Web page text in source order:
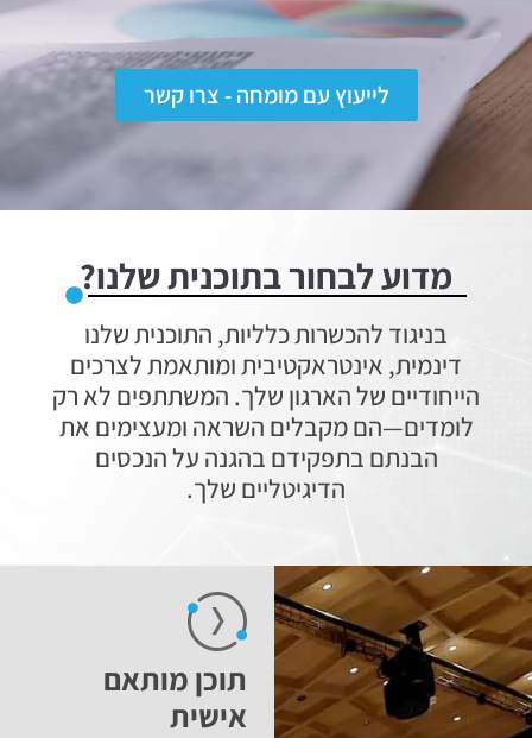
לייעוץ עם מומחה - צרו קשר
מדוע לבחור בתוכנית שלנו?
בניגוד להכשרות כלליות, התוכנית שלנו
דינמית, אינטראקטיבית ומותאמת לצרכים
הייחודיים של הארגון שלך. המשתתפים לא רק
לומדים—הם מקבלים השראה ומעצימים את
הבנתם בתפקידם בהגנה על הנכסים
הדיגיטליים שלך.
תוכן מותאם
אישית